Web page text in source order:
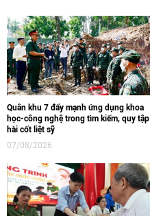
Quân khu 7 đẩy mạnh ứng dụng khoa
học-công nghệ trong tìm kiếm, quy tập
hài cốt liệt sỹ
07/08/2026